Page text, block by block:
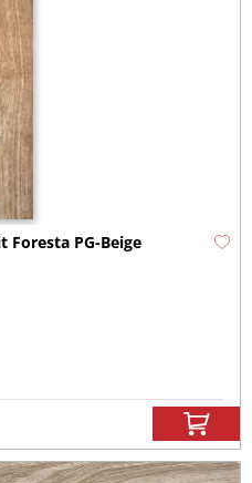
PG-Beige